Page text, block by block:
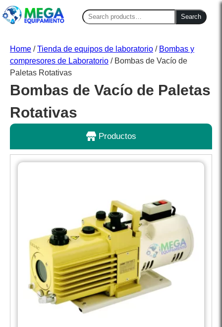
Search
for:
Search
Home /Tienda de equipos de laboratorio / Bombas y
compresores de Laboratorio / Bombas de Vacío de
Paletas Rotativas
Bombas de Vacío de Paletas
Rotativas
Productos